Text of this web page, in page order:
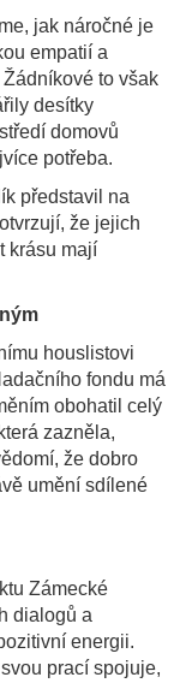
jak náročné je
empatií a
to však
desítky
domovů
potřeba.
představil na
že jejich
krásu mají
houslistovi
fondu má
obohatil celý
zazněla,
že dobro
umění sdílené
Zámecké
dialogů a
energii.
prací spojuje,